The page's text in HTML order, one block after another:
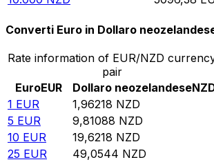
Converti Euro in Dollaro
Rate information of EUR/NZD
pair
EuroEUR Dollaro neozelandese
1 EUR 1,96218 NZD
5 EUR 9,81088 NZD
10 EUR 19,6218 NZD
25 EUR 49,0544 NZD